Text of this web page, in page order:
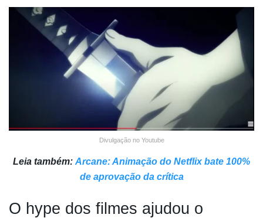
Divulgação no Youtube
Leia também: Arcane: Animação do Netflix bate 100%
de aprovação da crítica
O hype dos filmes ajudou o